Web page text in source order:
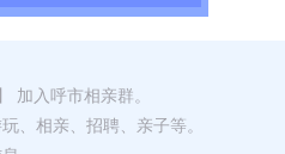
加入呼市相亲群。
、相亲、招聘、亲子等。